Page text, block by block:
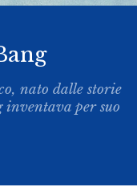
nato dalle storie
inventava per suo